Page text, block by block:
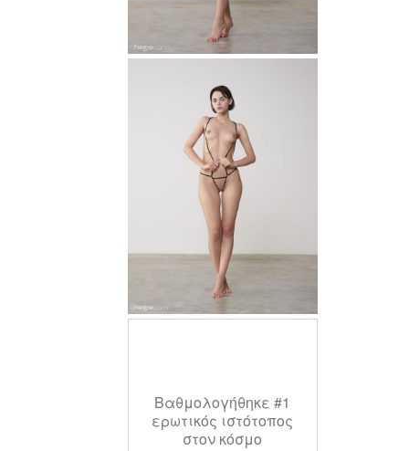
Βαθμολογήθηκε #1
ερωτικός ιστότοπος
στον κόσμο